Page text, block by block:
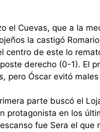
el Cuevas, que a la
la castigó
centro de este lo
derecho (0-1). El
pero Óscar evitó
parte buscó el
protagonista en los
fue Sera el